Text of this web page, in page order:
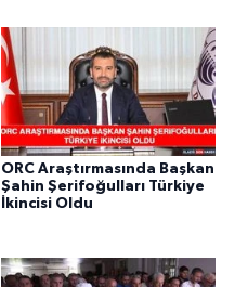
ORC Araştırmasında Başkan
Şahin Şerifoğulları Türkiye
İkincisi Oldu